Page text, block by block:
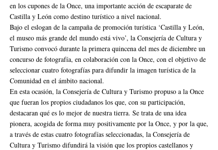
en los cupones de la Once, una importante acción de escaparate de
Castilla y León como destino turístico a nivel nacional.
Bajo el eslogan de la campaña de promoción turística ‘Castilla y León,
el museo más grande del mundo está vivo’, la Consejería de Cultura y
Turismo convocó durante la primera quincena del mes de diciembre un
concurso de fotografía, en colaboración con la Once, con el objetivo de
seleccionar cuatro fotografías para difundir la imagen turística de la
Comunidad en el ámbito nacional.
En esta ocasión, la Consejería de Cultura y Turismo propuso a la Once
que fueran los propios ciudadanos los que, con su participación,
destacaran qué es lo mejor de nuestra tierra. Se trata de una idea
pionera, acogida de forma muy positivamente por la Once, y por la que,
a través de estas cuatro fotografías seleccionadas, la Consejería de
Cultura y Turismo difundirá la visión que los propios castellanos y